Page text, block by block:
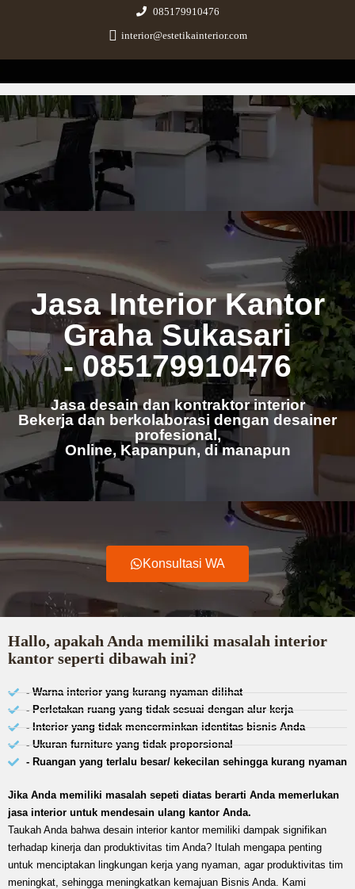
085179910476
interior@estetikainterior.com
Estetika Interior
Design & Build Consultant
Jasa Interior Kantor
Graha Sukasari
- 085179910476
Jasa desain dan kontraktor interior
Bekerja dan berkolaborasi dengan desainer
profesional,
Online, Kapanpun, di manapun
Konsultasi WA
Hallo, apakah Anda memiliki masalah interior
kantor seperti dibawah ini?
- Warna interior yang kurang nyaman dilihat
- Perletakan ruang yang tidak sesuai dengan alur kerja
- Interior yang tidak mencerminkan identitas bisnis Anda
- Ukuran furniture yang tidak proporsional
- Ruangan yang terlalu besar/ kekecilan sehingga kurang nyaman
Jika Anda memiliki masalah sepeti diatas berarti Anda memerlukan
jasa interior untuk mendesain ulang kantor Anda.
Taukah Anda bahwa desain interior kantor memiliki dampak signifikan
terhadap kinerja dan produktivitas tim Anda? Itulah mengapa penting
untuk menciptakan lingkungan kerja yang nyaman, agar produktivitas tim
meningkat, sehingga meningkatkan kemajuan Bisnis Anda. Kami